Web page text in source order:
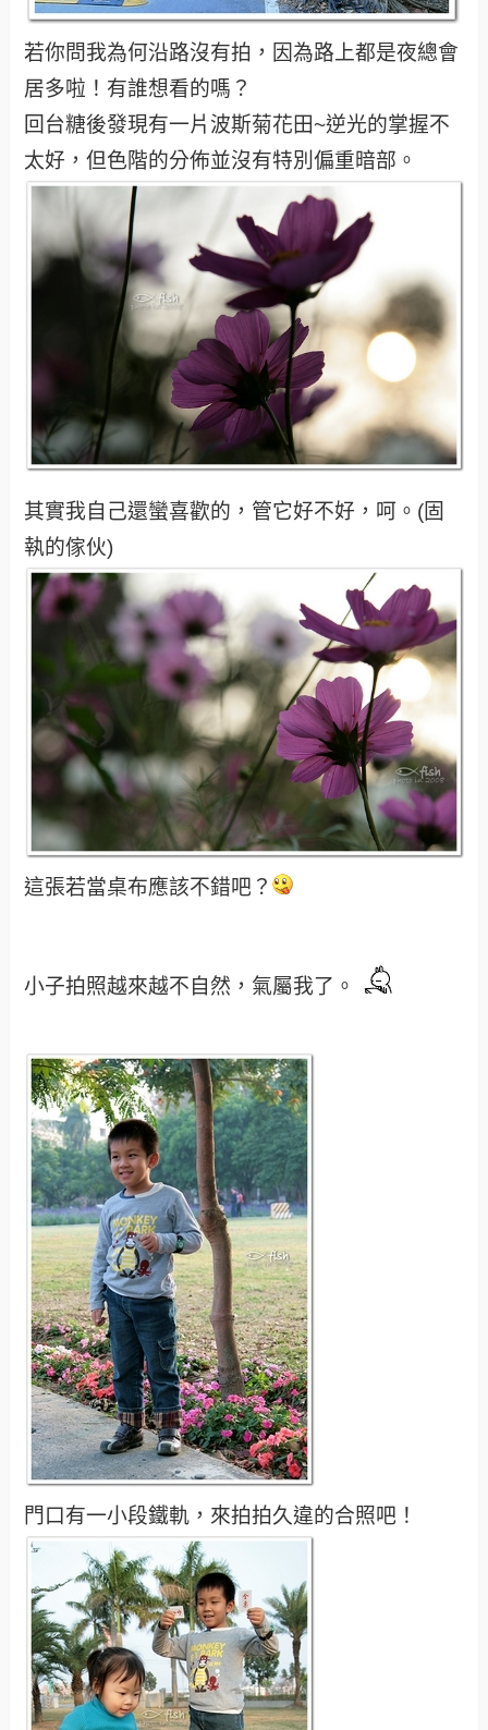
若你問我為何沿路沒有拍，因為路上都是夜總會
居多啦！有誰想看的嗎？
回台糖後發現有一片波斯菊花田~逆光的掌握不
太好，但色階的分佈並沒有特別偏重暗部。
這張若當桌布應該不錯吧？
小子拍照越來越不自然，氣屬我了。